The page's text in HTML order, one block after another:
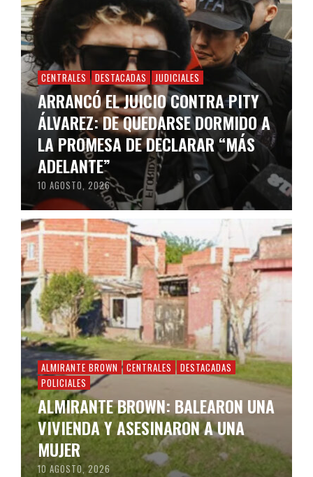
CENTRALES DESTACADAS JUDICIALES
ARRANCÓ EL JUICIO CONTRA PITY
ÁLVAREZ: DE QUEDARSE DORMIDO A
LA PROMESA DE DECLARAR “MÁS
ADELANTE”
10 AGOSTO, 2026
ALMIRANTE BROWN CENTRALES
DESTACADAS
POLICIALES
ALMIRANTE BROWN: BALEARON UNA
VIVIENDA Y ASESINARON A UNA
MUJER
10 AGOSTO, 2026